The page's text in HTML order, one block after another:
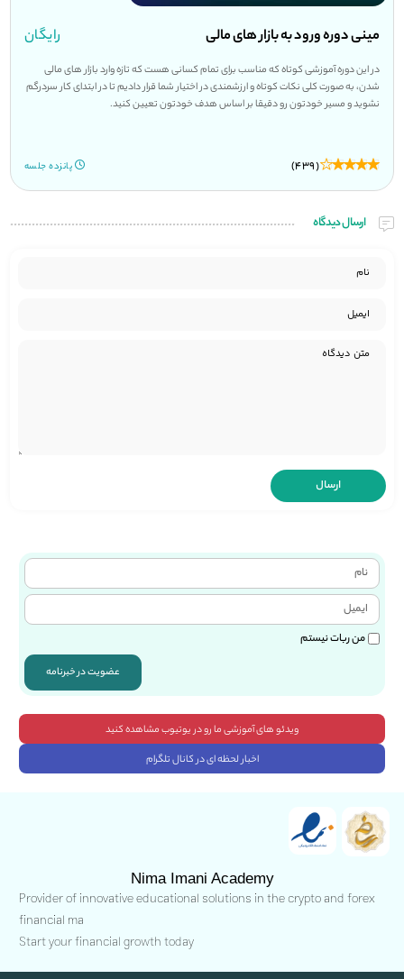
مینی دوره ورود به بازار های مالی رایگان
در این دوره آموزشی کوتاه که مناسب برای تمام کسانی هست که تازه وارد بازار های مالی
شدن، به صورت کلی نکات کوتاه و ارزشمندی در اختیار شما قرار دادیم تا در ابتدای کار سردرگم
نشوید و مسیر خودتون رو دقیقا بر اساس هدف خودتون تعیین کنید.
(439) پانزده جلسه
ارسال دیدگاه
من ربات نیستم
عضویت در خبرنامه
ویدئو های آموزشی ما رو در یوتیوب مشاهده کنید
اخبار لحظه ای در کانال تلگرام
Nima Imani Academy
Provider of innovative educational solutions in the crypto and forex
financial ma
Start your financial growth today